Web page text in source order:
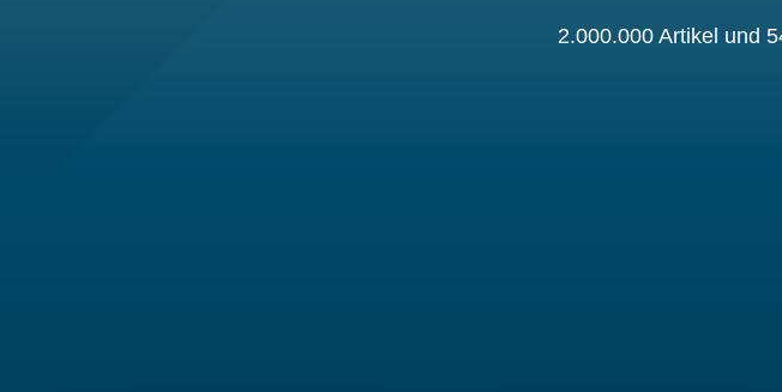
2.000.000 Artikel und